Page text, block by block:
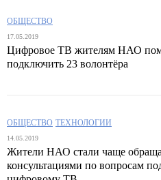
ОБЩЕСТВО
17.05.2019
Цифровое ТВ жителям НАО
подключить 23 волонтёра
ОБЩЕСТВО ТЕХНОЛОГИИ
14.05.2019
Жители НАО стали чаще
консультациями по вопросам